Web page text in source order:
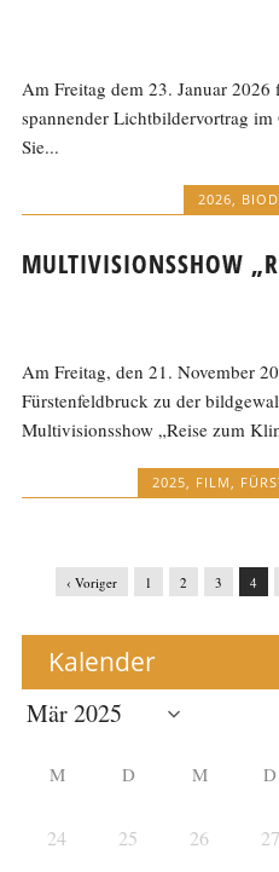
Am Freitag dem 23. Januar
spannender Lichtbildervortrag
Sie...
2026,
MULTIVISIONSSHOW
Am Freitag, den 21. November
Fürstenfeldbruck zu der
Multivisionsshow „Reise zum
2025 FILM
‹ Voriger 1 2 3 4
Kalender
M D M D
24 25 26 27